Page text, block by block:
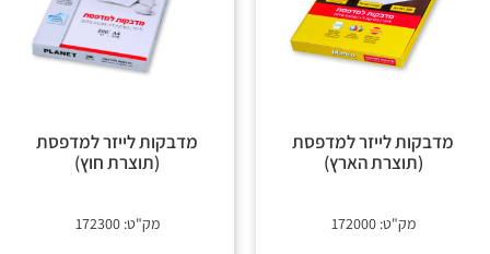
מדבקות לייזר למדפסת
(תוצרת הארץ)
מק"ט: 172000
מדבקות לייזר למדפסת
(תוצרת חוץ)
מק"ט: 172300